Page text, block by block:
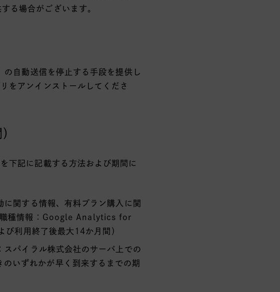
る場合がございます。
自動送信を停止する手段を提供し
をアンインストールしてくださ
下記に記載する方法および期間に
関する情報、有料プラン購入に関
職種情報：Google Analytics for
利用終了後最大14か月間）
パイラル株式会社のサーバ上での
いずれかが早く到来するまでの期